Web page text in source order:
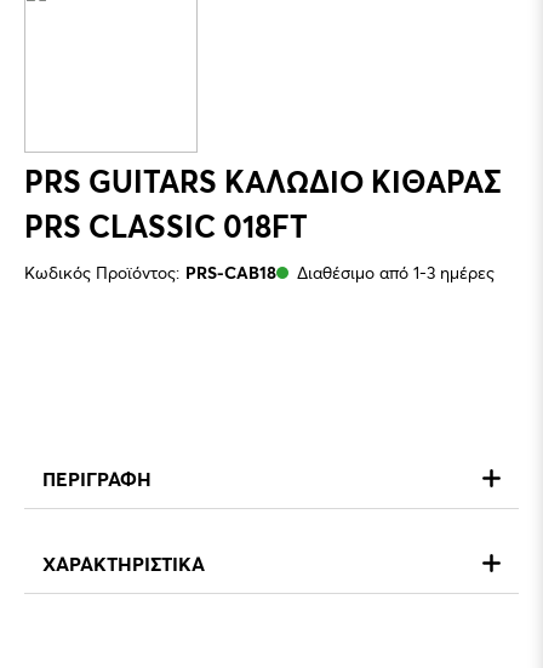
PRS GUITARS ΚΑΛΩΔΙΟ ΚΙΘΑΡΑΣ
PRS CLASSIC 018FT
Κωδικός Προϊόντος: PRS-CAB18 Διαθέσιμο από 1-3 ημέρες
ΠΕΡΙΓΡΑΦΗ
ΧΑΡΑΚΤΗΡΙΣΤΙΚΑ